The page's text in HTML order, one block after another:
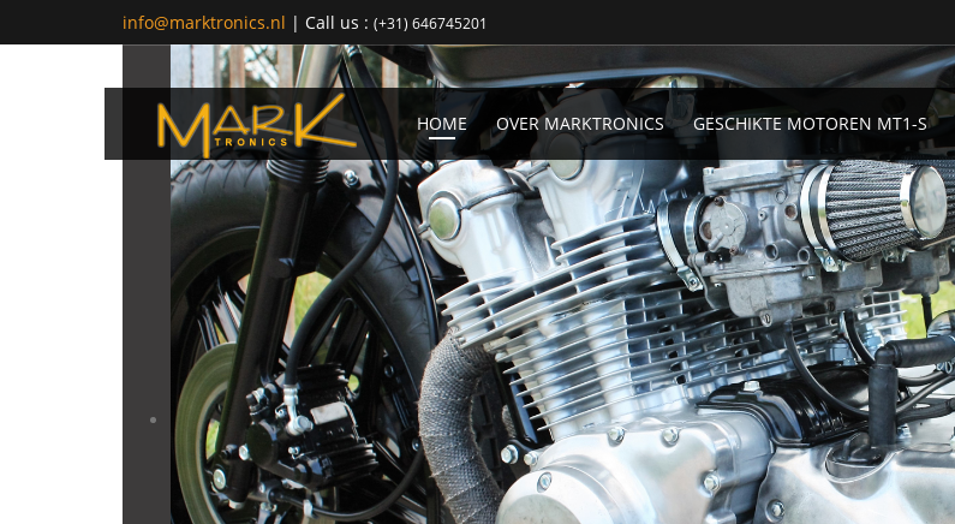
info@marktronics.nl | Call us : (+31) 646745201
HOME OVER MARKTRONICS GESCHIKTE MOTOREN MT1-S